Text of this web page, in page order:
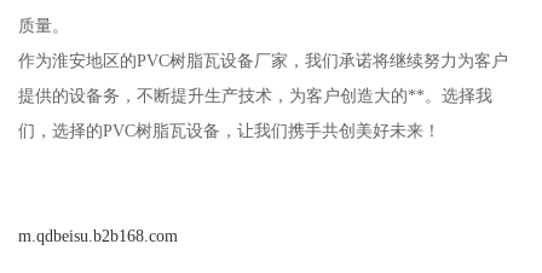
质量。
作为淮安地区的PVC树脂瓦设备厂家，我们承诺将继续努力为客户
提供的设备务，不断提升生产技术，为客户创造大的**。选择我
们，选择的PVC树脂瓦设备，让我们携手共创美好未来！
m.qdbeisu.b2b168.com